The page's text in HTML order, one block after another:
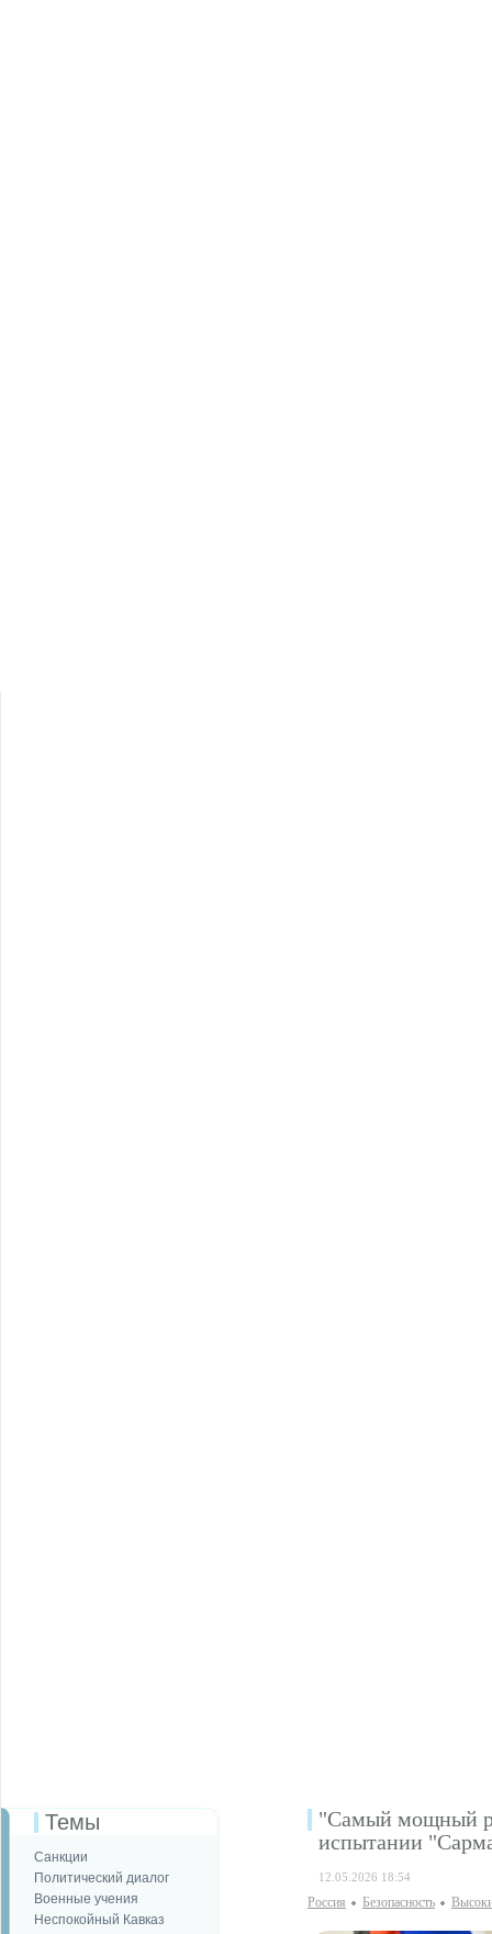
Темы
Санкции
Политический диалог
Военные учения
Неспокойный Кавказ
"Самый мощный
испытании
12.05.2026 18:54
Россия Безопаcность